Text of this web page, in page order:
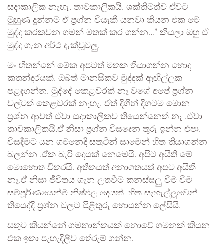
සදාකාලික නැහැ. තාවකාලිකයි. ශක්තිමත්ව ඒවට
මුහුණ දුන්නම ඒ ප්‍රශ්න වියැකී යනවා කියන එක මේ
මුද්ද කරකවන ගමන් මතක් කර ගන්න…” කියලා ඔහු ඒ
මුද්ද ගැන අර්ථ දැක්වූවලු.
මං හිතන්නේ මේක අපටත් මතක තියාගන්න හොඳ
කතන්දරයක්. ඔබත් මානසිකව මුද්දක් ඇඟිල්ලක
පළඳගන්න. මුද්දේ කෙළවරක් නෑ වගේ අපේ ප්‍රශ්න
වල්ටත් කෙළවරක් නැහැ. ඒත් දිගින් දිගටම මොන
ප්‍රශ්න ආවත් ඒවා සදාකාලිකව තියෙන්නෙත් නෑ .ඒවා
තාවකාලිකයි.ඒ නිසා ප්‍රශ්න විසදෙන තුරු ඉන්න එපා.
විසඳීමට යන ගමනෙදි සතුටින් සාමෙන් හිත තියාගන්න
බලන්න .ඒක බැරි දෙයක් නෙමෙයි. අපිට අයිති මේ
මොහොත විතරයි. අතීතයත් අනාගතයත් අපට අයිති
නෑ.ඒ නිසා ජීවිතය ගැන ලතවීම කනස්සලු වීම වීම
සම්පූර්ණයෙන්ම නිෂ්ඵල දෙයක්. හිත සැහැල්ලුවෙන්
තියෙද්දි ප්‍රශ්න වලට පිළිතුරු හොයන්න ලේසියි.
සතුට කියන්නේ ගමනාන්තයක් නොවේ ගමනක් කියන
එක ඉතා පැහැදිලිව තේරුම් ගන්න.